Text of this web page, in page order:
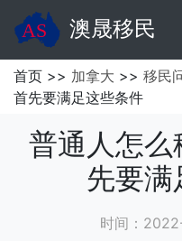
澳晟移民
首页 >> 加拿大 >> 移民
首先要满足这些条件
普通人怎
先要
时间：